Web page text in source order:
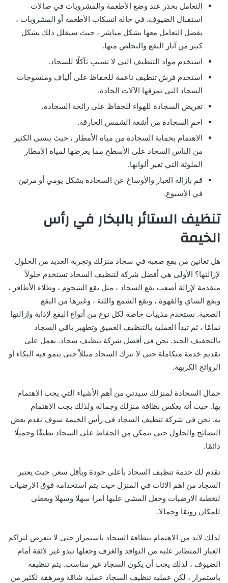
التعامل بحذر عند وضع الأطعمة والمشروبات في صالات
استقبال الضيوف. في حالة انسكاب الأطعمة أو المشروبات ،
يفضل التعامل معها بشكل مباشر ، حيث سيقلل ذلك بشكل
كبير من آثار البقع والتخلص منها.
استخدم مواد التنظيف التي لا تسبب تآكلًا للسجاد.
استخدم فرش تنظيف ناعمة للحفاظ على ألياف ومنسوجات
السجاد التي تمزقها الآلات الحادة.
تعريض السجادة للهواء للحفاظ على رائحة السجادة.
احمِ السجادة من أشعة الشمس الحارقة.
الاهتمام بحماية السجادة من مياه الأمطار ، حيث ينسى الكثير
من الناس السجاد على الأسطح مما يعرضها لمياه الأمطار
الملوثة التي تغير ألوانها.
قم بإزالة الغبار والأوساخ عن السجادة بشكل يومي أو مرتين
في الأسبوع.
تنظيف الستائر بالبخار في رأس
الخيمة
هل تعانين من بقع صعبة في سجاد منزلك وتجربة العديد من الحلول
لإزالتها؟ الأولى هي أفضل شركة لتنظيف السجاد تستخدم حلولاً
متقدمة لإزالة أصعب بقع السجاد ، مثل بقع الشحوم ، وطلاء الأظافر ،
وبقع الشاي والقهوة ، وبقع الشمع واللثة ، وغيرها من البقع
الصعبة. نستخدم مذيبات خاصة لكل نوع من أنواع البقع لإذابة وإزالتها
تمامًا ، ثم تبدأ العملية بالتنظيف العميق وتطهير باقي السجاد
بالتجفيف الجيد. نحن في أفضل شركة تنظيف سجاد. نعمل على
تقديم خدمة متكاملة حتى لا نترك السجاد مبللاً حتى ينمو فيه البكاء أو
الروائح الكريهة.
جمال السجادة لمنزلك سيدتي من أهم الأشياء التي يجب الاهتمام
بها. حيث أنه يعكس نظافة منزلك وجماله ولذلك يجب الاهتمام
به. نحن في شركة تنظيف السجاد في رأس الخيمة سوف نقدم بعض
النصائح والحلول حتى تتمكن من الحفاظ على السجاد نظيفًا وجميلًا
دائمًا.
نقدم لك خدمة تنظيف السجاد بأعلى جودة وبأقل سعر. حيث يعتبر
السجاد من اهم الاثاث في المنزل حيث يتم استخدامه فوق الارضيات
لتغطية الارضيات وجعل المشي عليها امرا سهلا وسهلا ويعطي
للمكان رونقا وجمالا.
لذلك لابد من الاهتمام بنظافة السجاد باستمرار حتى لا تتعرض لتراكم
الغبار المتطاير عليه من النوافذ والغرف وجعلها تبدو غير لائقة أمام
الضيوف ، لذلك يجب أن يكون السجاد غير مناسب. يتم تنظيفه
باستمرار ، لكن عملية تنظيف السجاد عملية شاقة ومرهقة لكثير من